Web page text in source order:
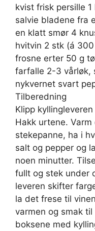
kvist frisk persille
salvie bladene fra
en klatt smør 4
hvitvin 2 stk (á
frosne erter 50 g
farfalle 2-3 vårløk,
nykvernet svart
Tilberedning
Klipp
Hakk urtene.
stekepanne, ha i
salt og pepper og
noen minutter.
fullt og stek under
leveren skifter
la det frese til
varmen og smak
boksene med